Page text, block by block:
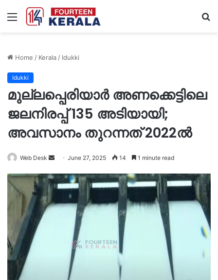
Menu
Home / Kerala/ Idukki
Idukki
മുല്ലപ്പെരിയാർ അണക്കെട്ടിലെ
ജലനിരപ്പ് 135 അടിയായി;
അവസാനം തുറന്നത് 2022ൽ
Web Desk
Send
email
June 27, 2025 14 1 minute read